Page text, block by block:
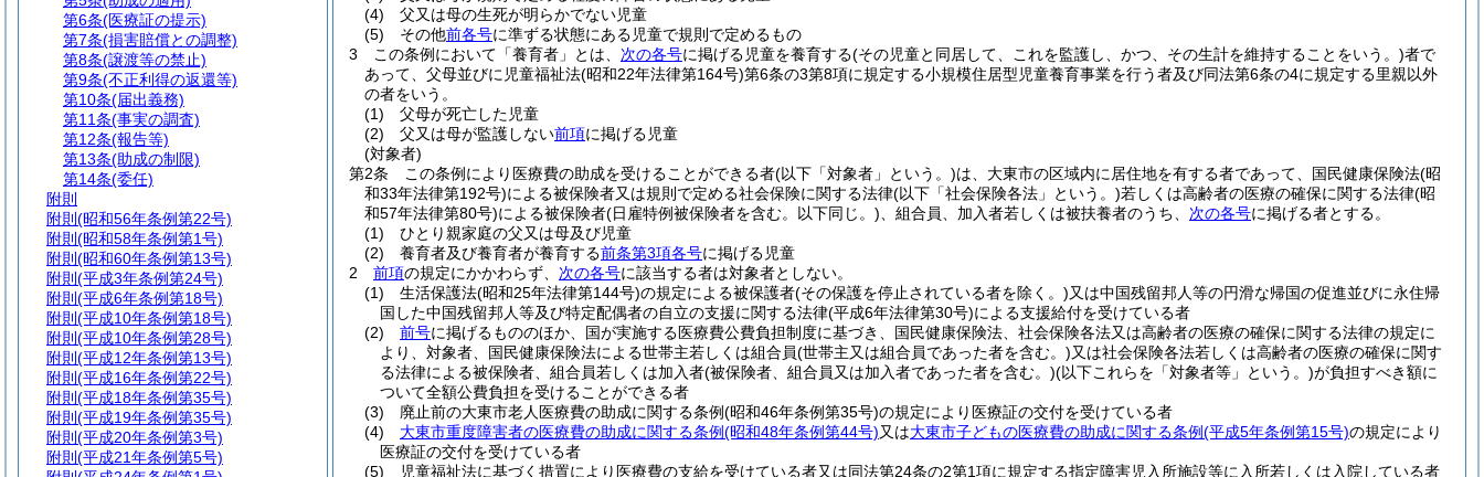
(4)
父又は母の生死が明らかでない児童
(5)
その他前各号に準ずる状態にある児童で規則で定めるもの
3
この条例において「養育者」とは、 次の各号に掲げる児童を養育する(その児童と同居して、これを監護し、かつ、その生計を維持することをいう。)者で
あって、父母並びに児童福祉法(昭和22年法律第164号)第6条の3第8項に規定する小規模住居型児童養育事業を行う者及び同法第6条の4に規定する里親以外
の者をいう。
(1)
父母が死亡した児童
(2)
父又は母が監護しない前項に掲げる児童
(対象者)
第2条
この条例により医療費の助成を受けることができる者(以下「対象者」という。)は、大東市の区域内に居住地を有する者であって、国民健康保険法(昭
和33年法律第192号)による被保険者又は規則で定める社会保険に関する法律(以下「社会保険各法」という。)若しくは高齢者の医療の確保に関する法律(昭
和57年法律第80号)による被保険者(日雇特例被保険者を含む。以下同じ。) 、組合員、加入者若しくは被扶養者のうち、 次の各号に掲げる者とする。
(1)
ひとり親家庭の父又は母及び児童
(2)
養育者及び養育者が養育する前条第3項各号に掲げる児童
2
前項の規定にかかわらず、 次の各号に該当する者は対象者としない。
(1)
生活保護法(昭和25年法律第144号)の規定による被保護者(その保護を停止されている者を除く。)又は中国残留邦人等の円滑な帰国の促進並びに永住帰
国した中国残留邦人等及び特定配偶者の自立の支援に関する法律(平成6年法律第30号)による支援給付を受けている者
(2)
前号に掲げるもののほか、国が実施する医療費公費負担制度に基づき、国民健康保険法、社会保険各法又は高齢者の医療の確保に関する法律の規定に
より、対象者、国民健康保険法による世帯主若しくは組合員(世帯主又は組合員であった者を含む。)又は社会保険各法若しくは高齢者の医療の確保に関す
る法律による被保険者、組合員若しくは加入者(被保険者、組合員又は加入者であった者を含む。)(以下これらを「対象者等」という。)が負担すべき額に
ついて全額公費負担を受けることができる者
(3)
廃止前の大東市老人医療費の助成に関する条例(昭和46年条例第35号)の規定により医療証の交付を受けている者
(4)
大東市重度障害者の医療費の助成に関する条例(昭和48年条例第44号)又は大東市子どもの医療費の助成に関する条例(平成5年条例第15号)の規定により
医療証の交付を受けている者
(5)
児童福祉法に基づく措置により医療費の支給を受けている者又は同法第24条の2第1項に規定する指定障害児入所施設等に入所若しくは入院している者
第6条(医療証の提示)
第7条(損害賠償との調整)
第8条(譲渡等の禁止)
第9条(不正利得の返還等)
第10条(届出義務)
第11条(事実の調査)
第12条(報告等)
第13条(助成の制限)
第14条(委任)
附則
附則 (昭和56年条例第22号)
附則 (昭和58年条例第1号)
附則 (昭和60年条例第13号)
附則 (平成3年条例第24号)
附則 (平成6年条例第18号)
附則 (平成10年条例第18号)
附則 (平成10年条例第28号)
附則 (平成12年条例第13号)
附則 (平成16年条例第22号)
附則 (平成18年条例第35号)
附則 (平成19年条例第35号)
附則 (平成20年条例第3号)
附則 (平成21年条例第5号)